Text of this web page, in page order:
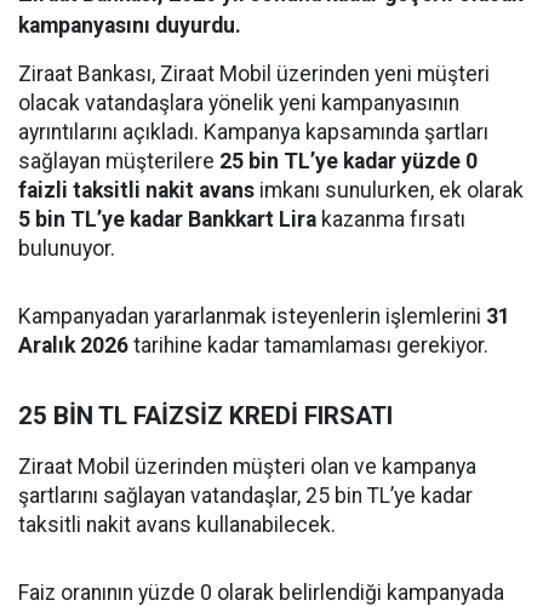
kampanyasını duyurdu.
Ziraat Bankası, Ziraat Mobil üzerinden yeni müşteri
olacak vatandaşlara yönelik yeni kampanyasının
ayrıntılarını açıkladı. Kampanya kapsamında şartları
sağlayan müşterilere 25 bin TL’ye kadar yüzde 0
faizli taksitli nakit avans imkanı sunulurken, ek olarak
5 bin TL’ye kadar Bankkart Lira kazanma fırsatı
bulunuyor.
Kampanyadan yararlanmak isteyenlerin işlemlerini 31
Aralık 2026 tarihine kadar tamamlaması gerekiyor.
25 BİN TL FAİZSİZ KREDİ FIRSATI
Ziraat Mobil üzerinden müşteri olan ve kampanya
şartlarını sağlayan vatandaşlar, 25 bin TL’ye kadar
taksitli nakit avans kullanabilecek.
Faiz oranının yüzde 0 olarak belirlendiği kampanyada